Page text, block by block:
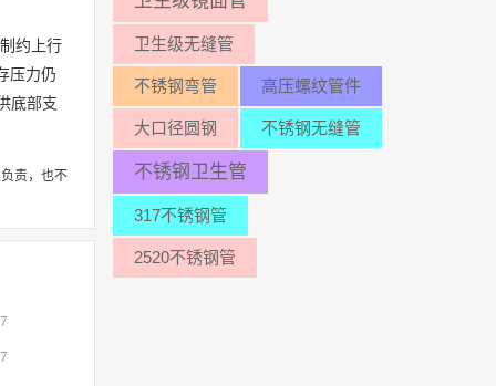
约上行
压力仍
底部支
责，也不
卫生级无缝管
不锈钢弯管 高压螺纹管件
大口径圆钢 不锈钢无缝管
不锈钢卫生管
317不锈钢管
2520不锈钢管